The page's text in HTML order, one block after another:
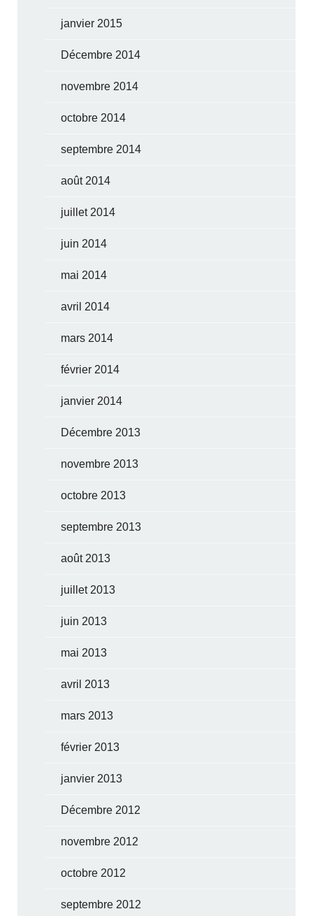
janvier 2015
Décembre 2014
novembre 2014
octobre 2014
septembre 2014
août 2014
juillet 2014
juin 2014
mai 2014
avril 2014
mars 2014
février 2014
janvier 2014
Décembre 2013
novembre 2013
octobre 2013
septembre 2013
août 2013
juillet 2013
juin 2013
mai 2013
avril 2013
mars 2013
février 2013
janvier 2013
Décembre 2012
novembre 2012
octobre 2012
septembre 2012